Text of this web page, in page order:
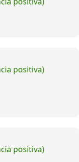
positiva)
positiva)